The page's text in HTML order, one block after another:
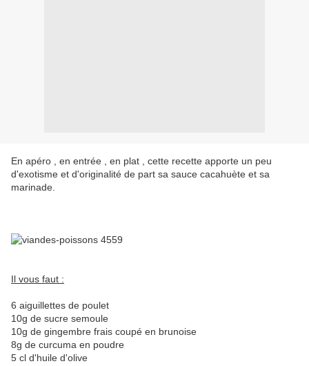
En apéro , en entrée , en plat , cette recette apporte un peu
d'exotisme et d'originalité de part sa sauce cacahuète et sa
marinade.
Il vous faut :
6 aiguillettes de poulet
10g de sucre semoule
10g de gingembre frais coupé en brunoise
8g de curcuma en poudre
5 cl d'huile d'olive